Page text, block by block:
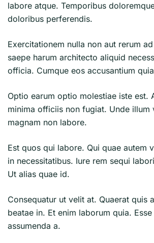
labore atque. Temporibus
doloribus perferendis.
Exercitationem nulla non aut rerum
saepe harum architecto aliquid
officia. Cumque eos accusantium
Optio earum optio molestiae iste est.
minima officiis non fugiat. Unde illum
magnam non labore.
Est quos qui labore. Qui quae autem
in necessitatibus. Iure rem sequi
Ut alias quae id.
Consequatur ut velit at. Quaerat quis
beatae in. Et enim laborum quia.
assumenda a.